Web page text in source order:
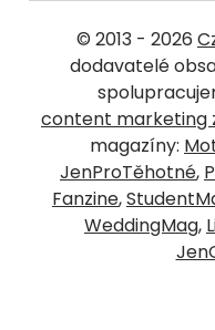
© 2013 - 2026
dodavatelé
content marketing
magazíny:
JenProTěhotné,
Fanzine,
WeddingMag,